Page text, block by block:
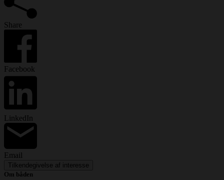
Share
Facebook
LinkedIn
Email
Tilkendegivelse af interesse
Om båden